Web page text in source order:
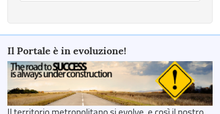
Il Portale è in evoluzione!